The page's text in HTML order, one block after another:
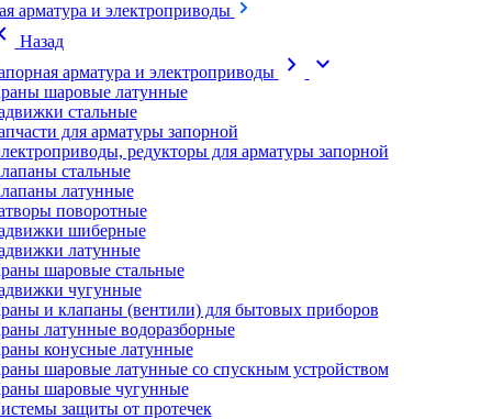
арматура и электроприводы
Назад
арматура и электроприводы
chevron_right expand_more
шаровые латунные
стальные
для арматуры запорной
редукторы для арматуры запорной
стальные
латунные
поворотные
шиберные
латунные
шаровые стальные
чугунные
и клапаны (вентили) для бытовых приборов
латунные водоразборные
конусные латунные
шаровые латунные со спускным устройством
шаровые чугунные
защиты от протечек